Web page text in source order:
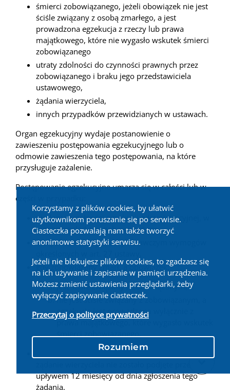
Korzystamy z plików cookies, by ułatwić
użytkownikom poruszanie się po serwisie.
Ciasteczka pozwalają nam także tworzyć
anonimowe statystyki serwisu.
Jeżeli nie blokujesz plików cookies, to zgadzasz się
na ich używanie i zapisanie w pamięci urządzenia.
Możesz zmienić ustawienia przeglądarki, żeby
wyłączyć zapisywanie ciasteczek.
Przeczytaj o polityce prywatności
Rozumiem
śmierci zobowiązanego, jeżeli obowiązek nie jest
ściśle związany z osobą zmarłego, a jest
prowadzona egzekucja z rzeczy lub prawa
majątkowego, które nie wygasło wskutek śmierci
zobowiązanego
utraty zdolności do czynności prawnych przez
zobowiązanego i braku jego przedstawiciela
ustawowego,
żądania wierzyciela,
innych przypadków przewidzianych w ustawach.
Organ egzekucyjny wydaje postanowienie o
zawieszeniu postępowania egzekucyjnego lub o
odmowie zawieszenia tego postępowania, na które
przysługuje zażalenie.
Postępowanie egzekucyjne umarza się w całości lub w
części w przypadku:
niedopuszczalności egzekucji administracyjnej, w
tym ze względu na zobowiązanego,
niespełnienia w tytule wykonawczym wymogów
gdy zobowiązany zmarł, a obowiązek:
jest ściśle związany z zobowiązanym,
nie jest ściśle związany z zobowiązanym, a
egzekucja jest prowadzona wyłącznie z
prawa majątkowego, które wygasło wskutek
gdy postępowanie egzekucyjne zawieszone na
upływem 12 miesięcy od dnia zgłoszenia tego
żądania,